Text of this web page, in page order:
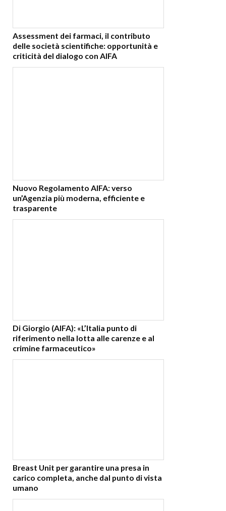
Assessment dei farmaci, il contributo
delle società scientifiche: opportunità e
criticità del dialogo con AIFA
Nuovo Regolamento AIFA: verso
un’Agenzia più moderna, efficiente e
trasparente
Di Giorgio (AIFA): «L’Italia punto di
riferimento nella lotta alle carenze e al
crimine farmaceutico»
Breast Unit per garantire una presa in
carico completa, anche dal punto di vista
umano